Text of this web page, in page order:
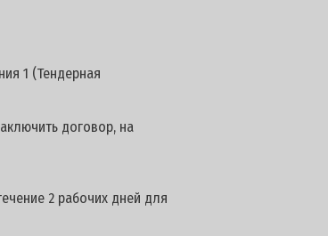
1 (Тендерная
договор, на
2 рабочих дней для